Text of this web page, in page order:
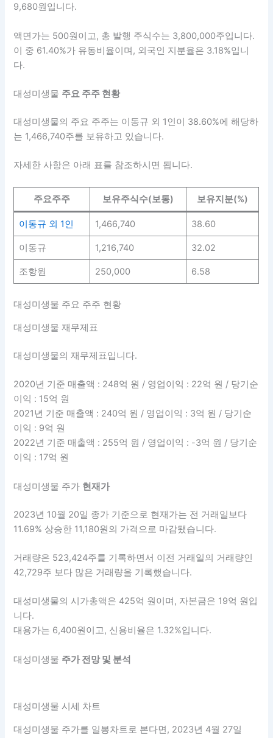
9,680원입니다.
액면가는 500원이고, 총 발행 주식수는 3,800,000주입니다.
이 중 61.40%가 유동비율이며, 외국인 지분율은 3.18%입니
다.
대성미생물 주요 주주 현황
대성미생물의 주요 주주는 이동규 외 1인이 38.60%에 해당하
는 1,466,740주를 보유하고 있습니다.
자세한 사항은 아래 표를 참조하시면 됩니다.
주요주주 보유주식수(보통) 보유지분(%)
이동규 외 1인 1,466,740 38.60
이동규 1,216,740 32.02
조항원 250,000 6.58
대성미생물 주요 주주 현황
대성미생물 재무제표
대성미생물의 재무제표입니다.
2020년 기준 매출액 : 248억 원 / 영업이익 : 22억 원 / 당기순
이익 : 15억 원
2021년 기준 매출액 : 240억 원 / 영업이익 : 3억 원 / 당기순
이익 : 9억 원
2022년 기준 매출액 : 255억 원 / 영업이익 : -3억 원 / 당기순
이익 : 17억 원
대성미생물 주가 현재가
2023년 10월 20일 종가 기준으로 현재가는 전 거래일보다
11.69% 상승한 11,180원의 가격으로 마감됐습니다.
거래량은 523,424주를 기록하면서 이전 거래일의 거래량인
42,729주 보다 많은 거래량을 기록했습니다.
대성미생물의 시가총액은 425억 원이며, 자본금은 19억 원입
니다.
대용가는 6,400원이고, 신용비율은 1.32%입니다.
대성미생물 주가 전망 및 분석
대성미생물 시세 차트
대성미생물 주가를 일봉차트로 본다면, 2023년 4월 27일